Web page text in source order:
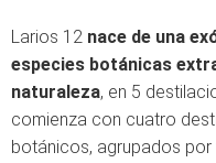
Larios 12 nace de una
especies botánicas
naturaleza, en 5
comienza con cuatro
botánicos, agrupados